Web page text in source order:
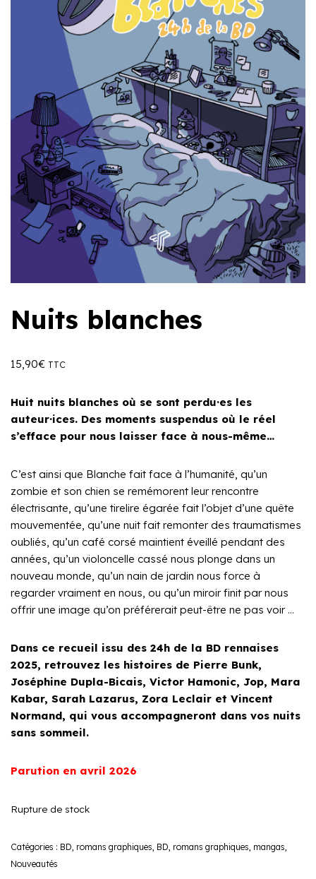
Nuits blanches
15,90€ TTC
Huit nuits blanches où se sont perdu·es les
auteur·ices. Des moments suspendus où le réel
s’efface pour nous laisser face à nous-même…
C’est ainsi que Blanche fait face à l’humanité, qu’un
zombie et son chien se remémorent leur rencontre
électrisante, qu’une tirelire égarée fait l’objet d’une quête
mouvementée, qu’une nuit fait remonter des traumatismes
oubliés, qu’un café corsé maintient éveillé pendant des
années, qu’un violoncelle cassé nous plonge dans un
nouveau monde, qu’un nain de jardin nous force à
regarder vraiment en nous, ou qu’un miroir finit par nous
offrir une image qu’on préférerait peut-être ne pas voir …
Dans ce recueil issu des 24h de la BD rennaises
2025, retrouvez les histoires de Pierre Bunk,
Joséphine Dupla-Bicais, Victor Hamonic, Jop, Mara
Kabar, Sarah Lazarus, Zora Leclair et Vincent
Normand, qui vous accompagneront dans vos nuits
sans sommeil.
Parution en avril 2026
Rupture de stock
Catégories : BD, romans graphiques, BD, romans graphiques, mangas,
Nouveautés